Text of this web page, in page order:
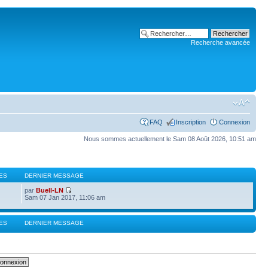
Recherche avancée
FAQ Inscription Connexion
Nous sommes actuellement le Sam 08 Août 2026, 10:51 am
DERNIER MESSAGE
parBuell-LN
Sam 07 Jan 2017, 11:06 am
DERNIER MESSAGE